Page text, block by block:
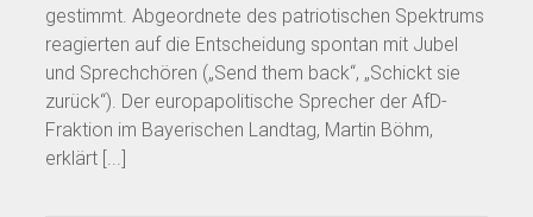
gestimmt. Abgeordnete des patriotischen Spektrums
reagierten auf die Entscheidung spontan mit Jubel
und Sprechchören („Send them back“, „Schickt sie
zurück“). Der europapolitische Sprecher der AfD-
Fraktion im Bayerischen Landtag, Martin Böhm,
erklärt [...]